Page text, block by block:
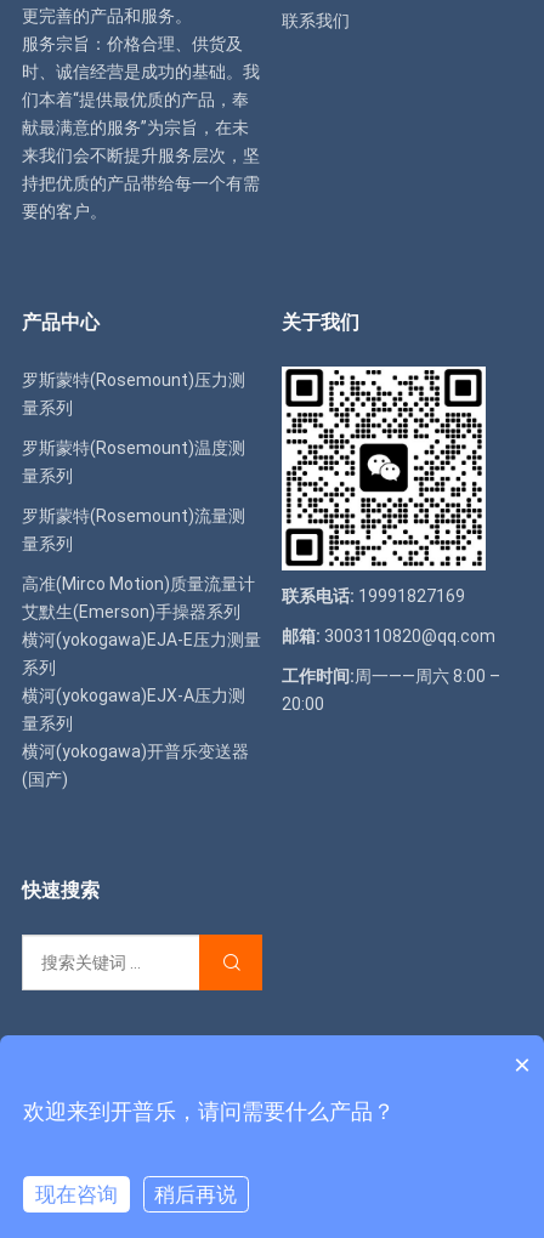
更完善的产品和服务。
服务宗旨：价格合理、供货及
时、诚信经营是成功的基础。我
们本着“提供最优质的产品，奉
献最满意的服务”为宗旨，在未
来我们会不断提升服务层次，坚
持把优质的产品带给每一个有需
要的客户。
联系我们
产品中心
罗斯蒙特(Rosemount)压力测
量系列
罗斯蒙特(Rosemount)温度测
量系列
罗斯蒙特(Rosemount)流量测
量系列
高准(Mirco Motion)质量流量计
艾默生(Emerson)手操器系列
横河(yokogawa)EJA-E压力测量
系列
横河(yokogawa)EJX-A压力测
量系列
横河(yokogawa)开普乐变送器
(国产)
关于我们
联系电话: 19991827169
邮箱: 3003110820@qq.com
工作时间:周一——周六 8:00 –
20:00
快速搜索
Copyright © 2022开普乐仪器仪表有限公司 陕ICP备2023003175
号-1All Rights Reserved.
×
欢迎来到开普乐，请问需要什么产品？
现在咨询
稍后再说
在线咨询
拨打电话